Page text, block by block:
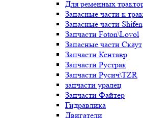
Для ременных
Запасные части к
Запасные части
Запчасти Foton\Lovol
Запасные части Скаут
Запчасти Кентавр
Запчасти Рустрак
Запчасти Русич\TZR
запчасти уралец
Запчасти Файтер
Гидравлика
Двигатели